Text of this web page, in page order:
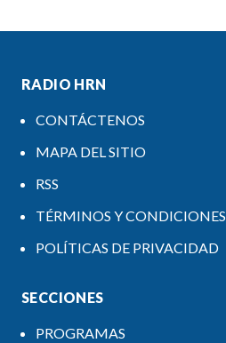
RADIO HRN
CONTÁCTENOS
MAPA DEL SITIO
RSS
TÉRMINOS Y CONDICIONES
POLÍTICAS DE PRIVACIDAD
SECCIONES
PROGRAMAS